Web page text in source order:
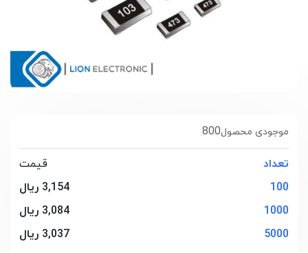
800موجودی محصول
تعداد
قیمت
100
3,154 ریال
1000
3,084 ریال
5000
3,037 ریال